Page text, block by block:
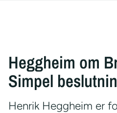
Heggheim om
Simpel
Henrik Heggheim er